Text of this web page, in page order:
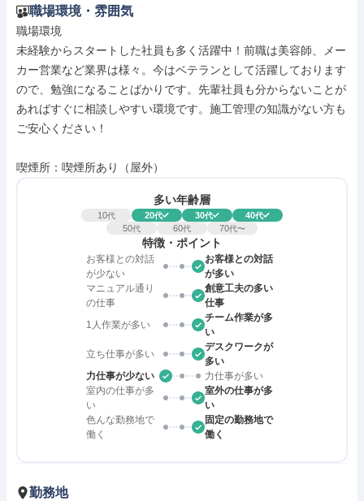
職場環境・雰囲気
職場環境
未経験からスタートした社員も多く活躍中！前職は美容師、メー
カー営業など業界は様々。今はベテランとして活躍しております
ので、勉強になることばかりです。先輩社員も分からないことが
あればすぐに相談しやすい環境です。施工管理の知識がない方も
ご安心ください！
喫煙所：喫煙所あり（屋外）
多い年齢層
10代 20代 30代 40代
50代 60代 70代〜
特徴・ポイント
お客様との対話
が少ない
お客様との対話
が多い
マニュアル通り
の仕事
創意工夫の多い
仕事
1人作業が多い
チーム作業が多
い
立ち仕事が多い
デスクワークが
多い
力仕事が少ない
力仕事が多い
室内の仕事が多
い
室外の仕事が多
い
色んな勤務地で
働く
固定の勤務地で
働く
勤務地